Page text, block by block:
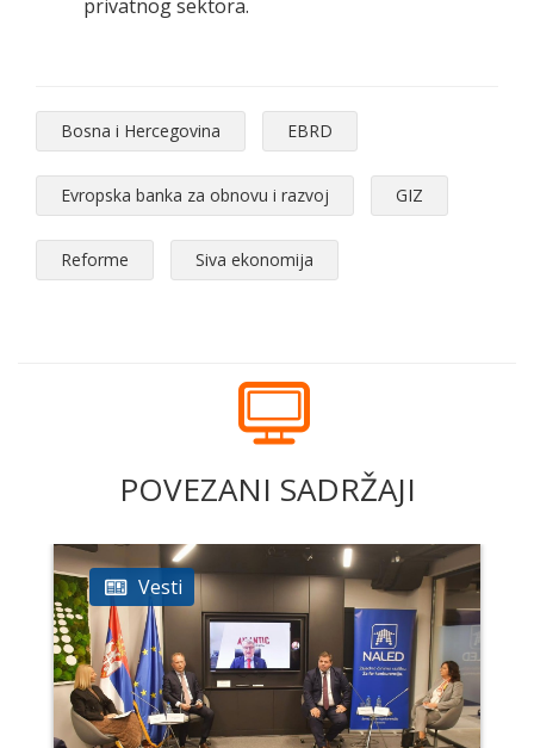
privatnog sektora.
Bosna i Hercegovina EBRD
Evropska banka za obnovu i razvoj GIZ
Reforme Siva ekonomija
POVEZANI SADRŽAJI
Vesti